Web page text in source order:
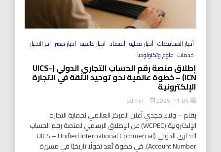
أخبار المحافظات أخبار محليه أقتصاد اخبار عالميه اخبار مصر اخر الاخبار
خدمات علوم وتكنولوجيا
إطلاق منصة رقم الحساب التجاري الدولي (UICS-
ICN) – خطوة عالمية نحو توحيد الثقة في التجارة
الإلكترونية
2025-11-04
بقلم – ولاء مجدي أعلن المركز العالمي لحماية التجارة
الإلكترونية (WCPEC) عن الإطلاق الرسمي لمنصة رقم الحساب
التجاري الدولي (UICS – Unified International Commercial
Account Number). في خطوة تُعد تحولًا تاريخيًا في مسيرة